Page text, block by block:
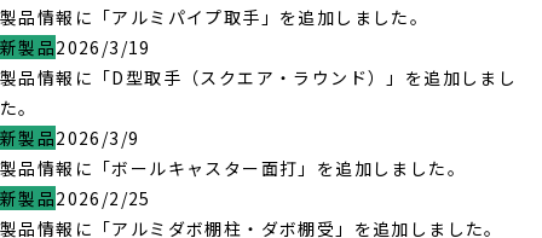
製品情報に「アルミパイプ取手」を追加しました。
新製品2026/3/19
製品情報に「D型取手（スクエア・ラウンド）」を追加しまし
た。
新製品2026/3/9
製品情報に「ボールキャスター面打」を追加しました。
新製品2026/2/25
製品情報に「アルミダボ棚柱・ダボ棚受」を追加しました。